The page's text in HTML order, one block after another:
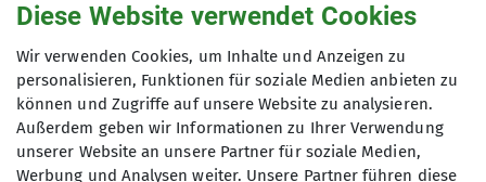
Mountainbikes gemeinsame
Ausfahrten zu unternehmen.
Unser Programm umfasst
wöchentliche Treffen mit kürzeren
Ausfahrten, Tagestouren und
mehrtägige Touren sowohl in der
Wenn Ihr als neuer Teilnehmer mitfahren wollt,
dann meldet euch bitte vorher per Mail unter
mtb@alpenverein-fuerth.de, damit wir wissen
dass Ihr kommt und wir ggf. auf Euch warten.
Für alle anderen ist keine Anmeldung
erforderlich.
Diese Website verwendet Cookies
Wir verwenden Cookies, um Inhalte und Anzeigen zu
personalisieren, Funktionen für soziale Medien anbieten zu
können und Zugriffe auf unsere Website zu analysieren.
Außerdem geben wir Informationen zu Ihrer Verwendung
unserer Website an unsere Partner für soziale Medien,
Werbung und Analysen weiter. Unsere Partner führen diese